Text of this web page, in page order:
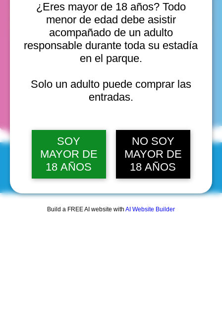
¿Eres mayor de 18 años? Todo
menor de edad debe asistir
acompañado de un adulto
responsable durante toda su estadía
en el parque.
Solo un adulto puede comprar las
entradas.
SOY
MAYOR DE
18 AÑOS
NO SOY
MAYOR DE
18 AÑOS
Build a FREE AI website with AI Website Builder
mar, 11 ago, 10:00 a. m.
mar, 11 ago, 11:00 a. m.
mar, 11 ago, 12:00 p. m.
Ver 20
fechas
© 2025 by Scantastic.